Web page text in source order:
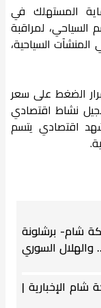
المستهلك في
السياحي، لمراقبة
المنشآت السياحية،
الضغط على سعر
نشاط اقتصادي
اقتصادي يتسم
شام- برشلونة
السوري
شام الإخبارية |